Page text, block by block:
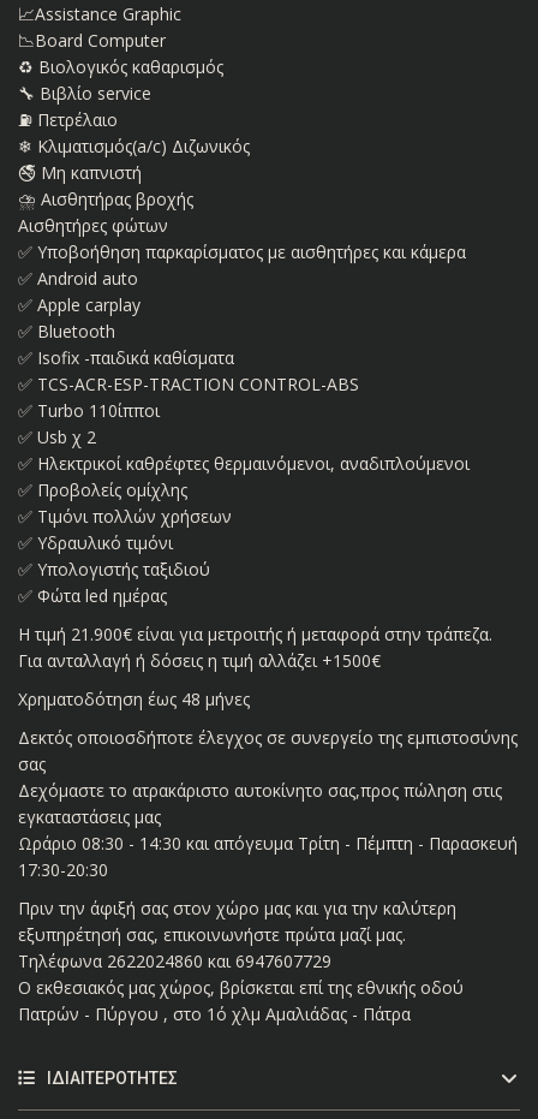
📈Assistance Graphic
📉Board Computer
♻️ Βιολογικός καθαρισμός
🔧 Βιβλίο service
⛽ Πετρέλαιο
❄ Κλιματισμός(a/c) Διζωνικός
🚭 Μη καπνιστή
⛈ Αισθητήρας βροχής
Αισθητήρες φώτων
✅ Υποβοήθηση παρκαρίσματος με αισθητήρες και κάμερα
✅ Android auto
✅ Apple carplay
✅ Bluetooth
✅ Isofix -παιδικά καθίσματα
✅ TCS-ACR-ESP-TRACTION CONTROL-ABS
✅ Turbo 110ίπποι
✅ Usb χ 2
✅ Ηλεκτρικοί καθρέφτες θερμαινόμενοι, αναδιπλούμενοι
✅ Προβολείς ομίχλης
✅ Τιμόνι πολλών χρήσεων
✅ Υδραυλικό τιμόνι
✅ Υπολογιστής ταξιδιού
✅ Φώτα led ημέρας
Η τιμή 21.900€ είναι για μετροιτής ή μεταφορά στην τράπεζα.
Για ανταλλαγή ή δόσεις η τιμή αλλάζει +1500€
Χρηματοδότηση έως 48 μήνες
Δεκτός οποιοσδήποτε έλεγχος σε συνεργείο της εμπιστοσύνης
σας
Δεχόμαστε το ατρακάριστο αυτοκίνητο σας,προς πώληση στις
εγκαταστάσεις μας
Ωράριο 08:30 - 14:30 και απόγευμα Τρίτη - Πέμπτη - Παρασκευή
17:30-20:30
Πριν την άφιξή σας στον χώρο μας και για την καλύτερη
εξυπηρέτησή σας, επικοινωνήστε πρώτα μαζί μας.
Τηλέφωνα 2622024860 και 6947607729
Ο εκθεσιακός μας χώρος, βρίσκεται επί της εθνικής οδού
Πατρών - Πύργου , στο 1ό χλμ Αμαλιάδας - Πάτρα
ΙΔΙΑΙΤΕΡΌΤΗΤΕΣ